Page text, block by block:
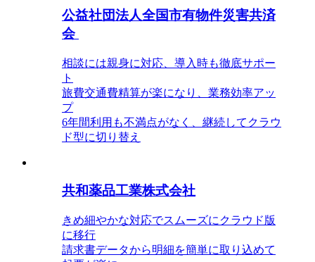
公益社団法人全国市有物件災害共済
会
相談には親身に対応、導入時も徹底サポー
ト
旅費交通費精算が楽になり、業務効率アッ
プ
6年間利用も不満点がなく、継続してクラウ
ド型に切り替え
共和薬品工業株式会社
きめ細やかな対応でスムーズにクラウド版
に移行
請求書データから明細を簡単に取り込めて